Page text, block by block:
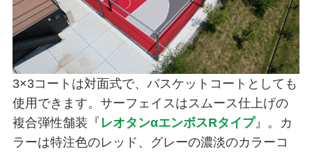
3×3コートは対面式で、バスケットコートとしても
使用できます。サーフェイスはスムース仕上げの
複合弾性舗装『 レオタンαエンボスRタイプ』。カ
ラーは特注色のレッド、グレーの濃淡のカラーコ